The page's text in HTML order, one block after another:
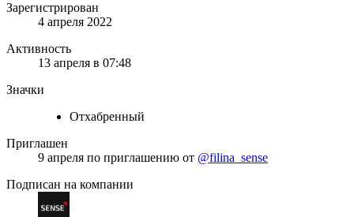
Зарегистрирован
4 апреля 2022
Активность
13 апреля в 07:48
Значки
Отхабренный
Приглашен
9 апреля по приглашению от @filina_sense
Подписан на компании